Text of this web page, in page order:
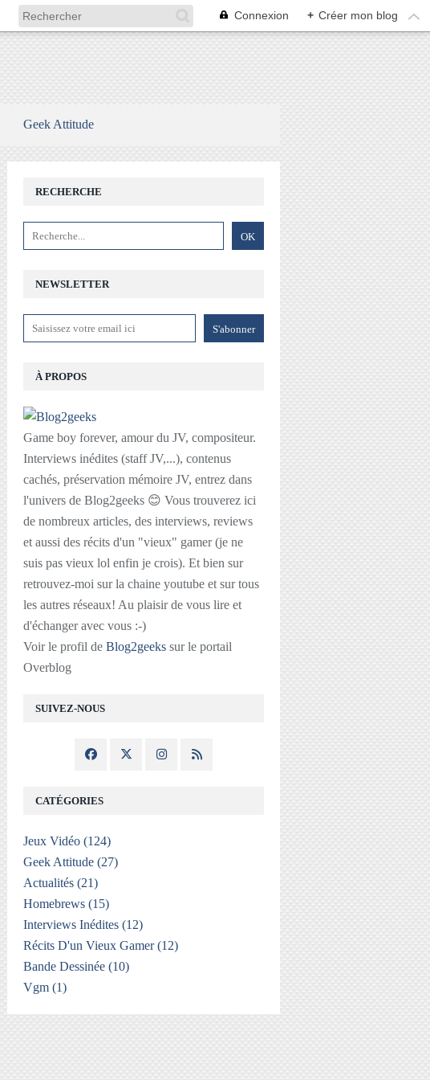
Connexion + Créer mon blog
Geek Attitude
NEWSLETTER
SUIVEZ-NOUS
RECHERCHE
À PROPOS
Game boy forever, amour du JV, compositeur.
Interviews inédites (staff JV,...), contenus
cachés, préservation mémoire JV, entrez dans
l'univers de Blog2geeks 😊 Vous trouverez ici
de nombreux articles, des interviews, reviews
et aussi des récits d'un "vieux" gamer (je ne
suis pas vieux lol enfin je crois). Et bien sur
retrouvez-moi sur la chaine youtube et sur tous
les autres réseaux! Au plaisir de vous lire et
d'échanger avec vous :-)
Voir le profil de Blog2geeks sur le portail
Overblog
CATÉGORIES
Jeux Vidéo (124)
Geek Attitude (27)
Actualités (21)
Homebrews (15)
Interviews Inédites (12)
Récits D'un Vieux Gamer(12)
Bande Dessinée (10)
Vgm (1)